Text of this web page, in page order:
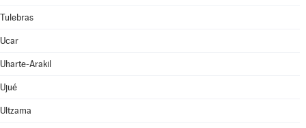
Tulebras
Ucar
Uharte-Arakil
Ujué
Ultzama